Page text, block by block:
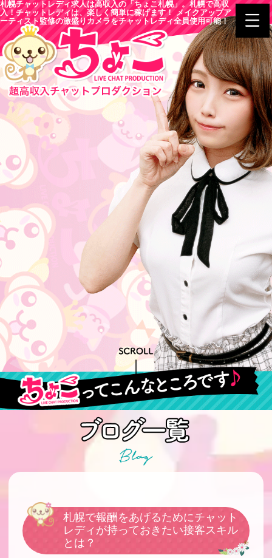
札幌チャットレディ求人は高収入の「ちょこ札幌」。札幌で高収
入！チャットレディは、楽しく簡単に稼げます！ メイクアップア
ーティスト監修の激盛りカメラをチャットレディ全員使用可能！
札幌で報酬をあげるためにチャット
レディが持っておきたい接客スキル
とは？